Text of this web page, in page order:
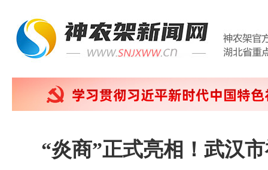
“炎商”正式亮相！武汉